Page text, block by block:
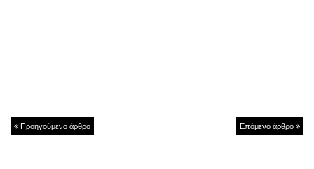
Προηγούμενο άρθρο Επόμενο άρθρο